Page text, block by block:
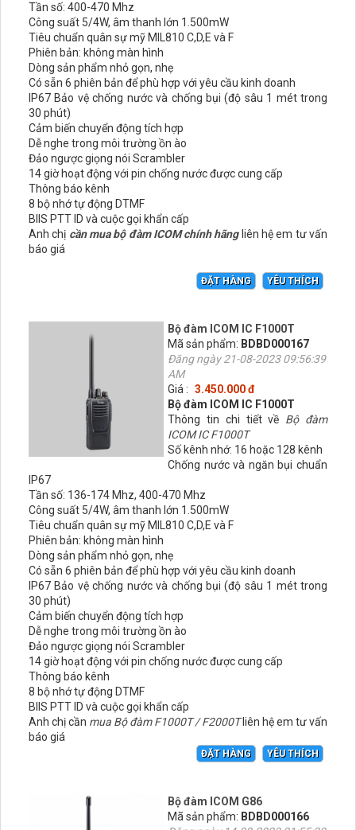
Tần số: 400-470 Mhz
Công suất 5/4W, âm thanh lớn 1.500mW
Tiêu chuẩn quân sự mỹ MIL810 C,D,E và F
Phiên bản: không màn hình
Dòng sản phẩm nhỏ gọn, nhẹ
Có sẵn 6 phiên bản để phù hợp với yêu cầu kinh doanh
IP67 Bảo vệ chống nước và chống bụi (độ sâu 1 mét trong
30 phút)
Cảm biến chuyển động tích hợp
Dễ nghe trong môi trường ồn ào
Đảo ngược giọng nói Scrambler
14 giờ hoạt động với pin chống nước được cung cấp
Thông báo kênh
8 bộ nhớ tự động DTMF
BIIS PTT ID và cuộc gọi khẩn cấp
Anh chị cần mua bộ đàm ICOM chính hãngliên hệ em tư vấn
báo giá
ĐẶT HÀNG YÊU THÍCH
Bộ đàm ICOM IC F1000T
Mã sản phẩm: BDBD000167
Đăng ngày 21-08-2023 09:56:39
AM
Giá : 3.450.000 đ
Bộ đàm ICOM IC F1000T
Thông tin chi tiết về Bộ đàm
ICOM IC F1000T
Số kênh nhớ: 16 hoặc 128 kênh
Chống nước và ngăn bụi chuẩn
IP67
Tần số: 136-174 Mhz, 400-470 Mhz
Công suất 5/4W, âm thanh lớn 1.500mW
Tiêu chuẩn quân sự mỹ MIL810 C,D,E và F
Phiên bản: không màn hình
Dòng sản phẩm nhỏ gọn, nhẹ
Có sẵn 6 phiên bản để phù hợp với yêu cầu kinh doanh
IP67 Bảo vệ chống nước và chống bụi (độ sâu 1 mét trong
30 phút)
Cảm biến chuyển động tích hợp
Dễ nghe trong môi trường ồn ào
Đảo ngược giọng nói Scrambler
14 giờ hoạt động với pin chống nước được cung cấp
Thông báo kênh
8 bộ nhớ tự động DTMF
BIIS PTT ID và cuộc gọi khẩn cấp
Anh chị cần mua Bộ đàm F1000T / F2000Tliên hệ em tư vấn
báo giá
ĐẶT HÀNG YÊU THÍCH
Bộ đàm ICOM G86
Mã sản phẩm: BDBD000166